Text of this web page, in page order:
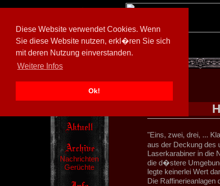
Diese Website verwendet Cookies. Wenn
Sie diese Website nutzen, erkl�ren Sie sich
mit deren Nutzung einverstanden.
Weitere Infos
Ok!
[ 605026/M3]
Nachrichten
Gerüchte
"Eins, zwei, drei, ...
aus der Deckung
Laserkarabiner in die
die d�stere
legte keinerlei Wert
Die